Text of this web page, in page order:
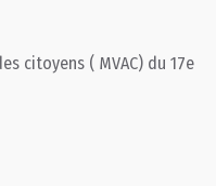
citoyens ( MVAC) du 17e